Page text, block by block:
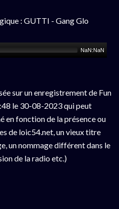
: GUTTI - Gang Glo
NaN:NaN
sur un enregistrement de Fun
le 30-08-2023 qui peut
en fonction de la présence ou
de loic54.net, un vieux titre
un nommage différent dans le
de la radio etc.)